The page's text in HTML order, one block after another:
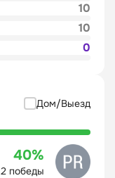
10
10
0
Дом/Выезд
40%
2 победы